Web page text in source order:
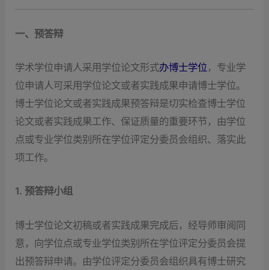
一、预答辩
学术学位申请人采用学位论文形式办博士学位 ，专业学
位申请人可采用学位论文或者实践成果申请博士学位。
博士学位论文或者实践成果预答辩是切实检查博士学位
论文或者实践成果工作、保证质量的重要环节，由学位
点或专业学位类别所在学位评定分委员会组织、落实此
项工作。
1. 预答辩小组
博士学位论文初稿或者实践成果完成后，经导师审阅同
意，向学位点或专业学位类别所在学位评定分委员会提
出预答辩申请。由学位评定分委员会组织具有博士研究